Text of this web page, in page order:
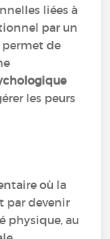
liées à
par un
de
les peurs
où la
par devenir
physique, au